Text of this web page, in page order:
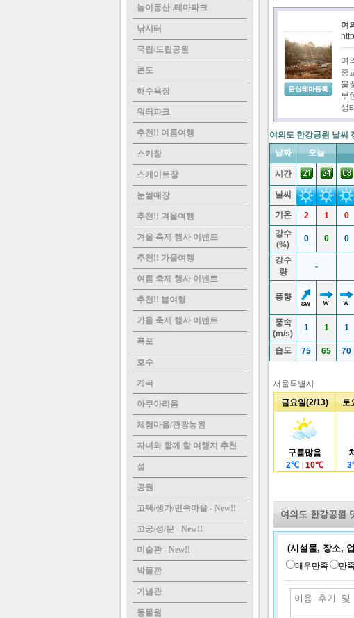
놀이동산 .테마파크
낚시터
국립/도립공원
콘도
해수욕장
워터파크
추천!! 여름여행
스키장
스케이트장
눈썰매장
추천!! 겨울여행
겨울 축제 행사 이벤트
추천!! 가을여행
여름 축제 행사 이벤트
추천!! 봄여행
가을 축제 행사 이벤트
폭포
호수
계곡
아쿠아리움
체험마을/관광농원
자녀와 함께 할 여행지 추천
섬
공원
고택/생가/민속마을 - New!!
고궁/성/문 - New!!
미술관 - New!!
박물관
기념관
동물원
동락공원
무궁화공원
보문산대공원
비치조각공원
삼사해상공원
석촌호수
세계평화의종
스포원파크 금
원
여의도공원
유자공원
자산공원
제주돌문화공원
중외공원
화도진공원
여
여
중
불
부
생
여의도 한강공원 날씨
날짜
오늘
시간
날씨
기온 2 1 0
강수
(%)
0 0 0
강수
량
-
풍향
풍속
(m/s)
1 1 1
습도 75 65 70
서울특별시
금요일(2/13)
토
구름많음
2℃ 10℃
3
여의도 한강공원
(시설물, 장소,
매우만족 만족